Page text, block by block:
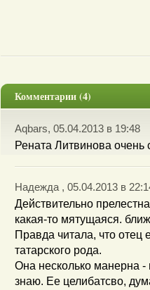
Комментарии (4)
Aqbars, 05.04.2013 в 19:48
Рената Литвинова очень
Надежда , 05.04.2013 в
Действительно
какая-то мятущаяся.
Правда читала, что отец
татарского рода.
Она несколько манерна -
знаю. Ее целибатсво,